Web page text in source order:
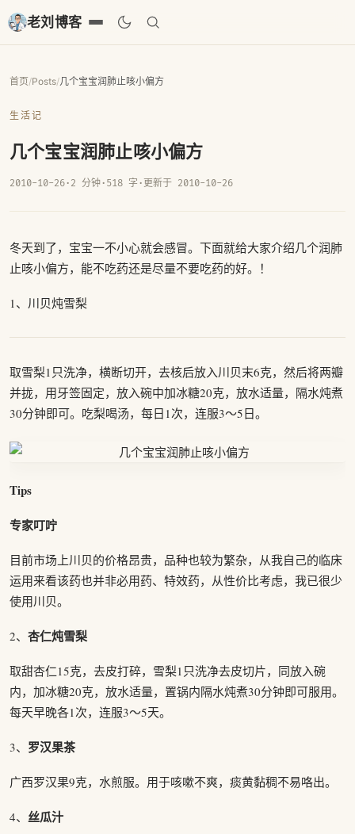
老刘博客
首页/Posts/几个宝宝润肺止咳小偏方
生活记
几个宝宝润肺止咳小偏方
2010-10-26· 2 分钟· 518 字 · 更新于 2010-10-26
冬天到了，宝宝一不小心就会感冒。下面就给大家介绍几个润肺
止咳小偏方，能不吃药还是尽量不要吃药的好。！
1、川贝炖雪梨
取雪梨1只洗净，横断切开，去核后放入川贝末6克，然后将两瓣
并拢，用牙签固定，放入碗中加冰糖20克，放水适量，隔水炖煮
30分钟即可。吃梨喝汤，每日1次，连服3～5日。
Tips
专家叮咛
目前市场上川贝的价格昂贵，品种也较为繁杂，从我自己的临床
运用来看该药也并非必用药、特效药，从性价比考虑，我已很少
使用川贝。
2、 杏仁炖雪梨
取甜杏仁15克，去皮打碎，雪梨1只洗净去皮切片，同放入碗
内，加冰糖20克，放水适量，置锅内隔水炖煮30分钟即可服用。
每天早晚各1次，连服3～5天。
3、 罗汉果茶
广西罗汉果9克，水煎服。用于咳嗽不爽，痰黄黏稠不易咯出。
4、 丝瓜汁